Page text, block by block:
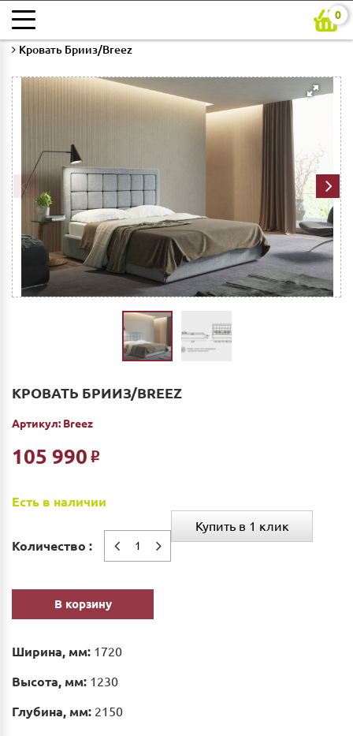
0
Главная
Кровать Брииз/Breez
КРОВАТЬ БРИИЗ/BREEZ
Артикул: Breez
105 990 Р
Есть в наличии
Количество :
В корзину
Купить в 1 клик
Ширина, мм: 1720
Высота, мм: 1230
Глубина, мм: 2150